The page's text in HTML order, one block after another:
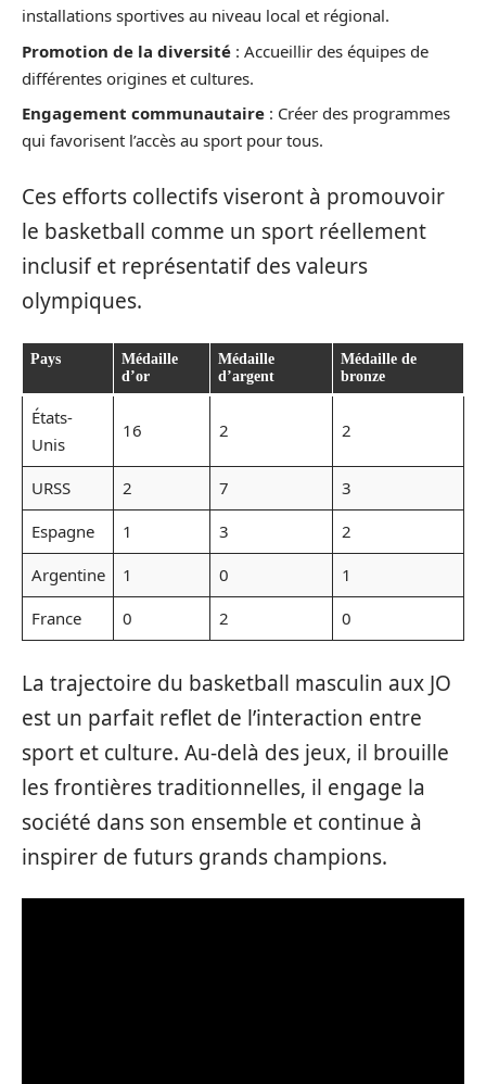
installations sportives au niveau local et régional.
Promotion de la diversité : Accueillir des équipes de
différentes origines et cultures.
Engagement communautaire : Créer des programmes
qui favorisent l’accès au sport pour tous.
Ces efforts collectifs viseront à promouvoir
le basketball comme un sport réellement
inclusif et représentatif des valeurs
olympiques.
Pays
Médaille
d’or
Médaille
d’argent
Médaille de
bronze
États-
Unis
16 2 2
URSS 2 7
3
Espagne
1 3
2
Argentine
1 0
1
France
0 2 0
La trajectoire du basketball masculin aux JO
est un parfait reflet de l’interaction entre
sport et culture. Au-delà des jeux, il brouille
les frontières traditionnelles, il engage la
société dans son ensemble et continue à
inspirer de futurs grands champions.